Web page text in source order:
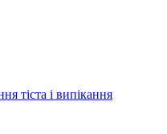
тіста і випікання